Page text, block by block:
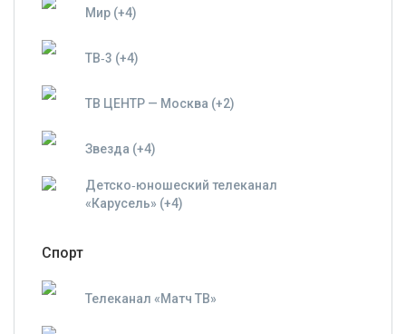
Мир (+4)
ТВ‑3 (+4)
ТВ ЦЕНТР — Москва (+2)
Звезда (+4)
Детско‑юношеский телеканал
«Карусель» (+4)
Спорт
Телеканал «Матч ТВ»